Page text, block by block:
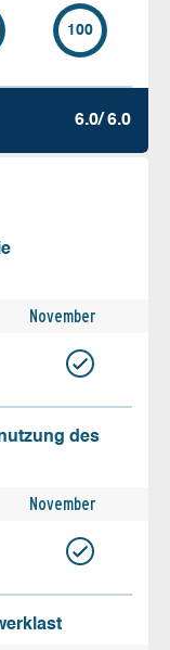
100
6.0/ 6.0
November
des
November